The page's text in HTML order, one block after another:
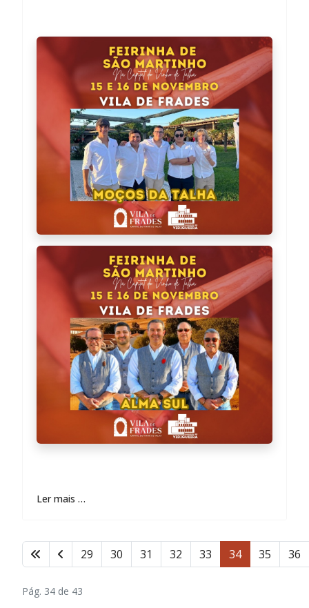
Ler mais …
29 30 31 32 33 34 35 36
Pág. 34 de 43